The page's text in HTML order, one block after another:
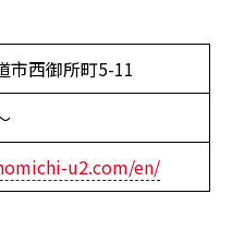
市西御所町5-11
u2.com/en/